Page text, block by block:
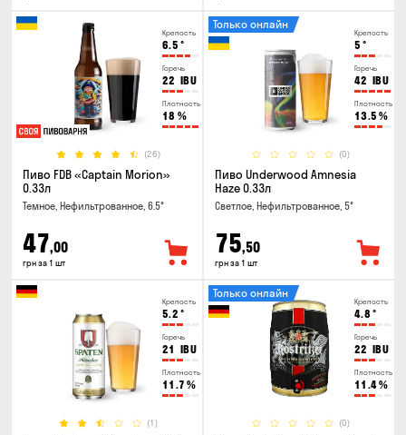
Крепость
6.5 °
Горечь
22 IBU
Плотность
18 %
(26)
Пиво FDB «Captain Morion»
0.33л
Темное, Нефильтрованное, 6.5°
47,00
грн за 1 шт
Крепость
5 °
Горечь
42 IBU
Плотность
13.5 %
(0)
Только онлайн
Пиво Underwood Amnesia
Haze 0.33л
Светлое, Нефильтрованное, 5°
75,50
грн за 1 шт
Крепость
5.2 °
Горечь
21 IBU
Плотность
11.7 %
(1)
Крепость
4.8 °
Горечь
22 IBU
Плотность
11.4%
(0)
Только онлайн